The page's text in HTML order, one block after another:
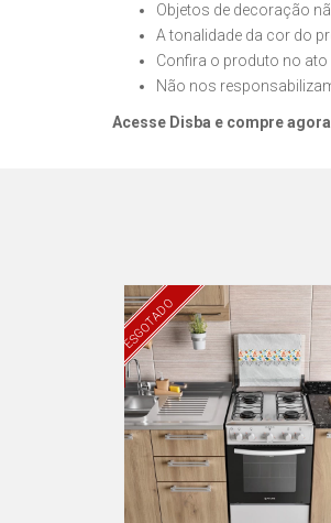
Objetos de decoração
A tonalidade da cor do
Confira o produto no ato
Não nos
Acesse Disba e compre
ESGOTADO